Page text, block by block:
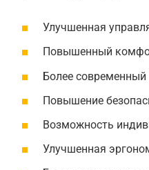
Улучшенная
Повышенный
Более
Повышение
Возможность
Улучшенная